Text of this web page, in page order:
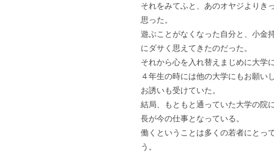
それをみてふと、あのオヤジよりき
思った。
遊ぶことがなくなった自分と、小金
にダサく思えてきたのだった。
それから心を入れ替えまじめに大学
４年生の時には他の大学にもお願い
お誘いも受けていた。
結局、もともと通っていた大学の院
長が今の仕事となっている。
働くということは多くの若者にとっ
う。